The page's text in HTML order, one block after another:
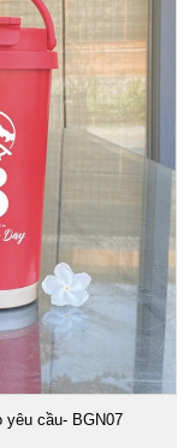
yêu cầu- BGN07